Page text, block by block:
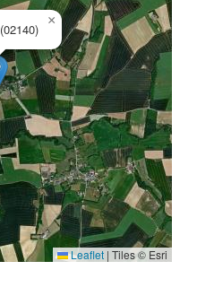
(02140)
×
Leaflet | Tiles © Esri